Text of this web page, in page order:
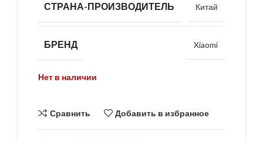
СТРАНА-ПРОИЗВОДИТЕЛЬ Китай
БРЕНД Xiaomi
Нет в наличии
Сравнить Добавить в избранное